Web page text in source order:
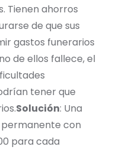
Tienen ahorros
de que sus
gastos funerarios
de ellos fallece, el
tener que
Solución: Una
permanente con
para cada